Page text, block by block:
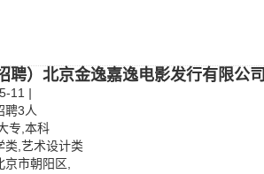
聘）北京金逸嘉逸电影发行有限公
11 |
聘3人
专 本科
类 艺术设计类
京市朝阳区